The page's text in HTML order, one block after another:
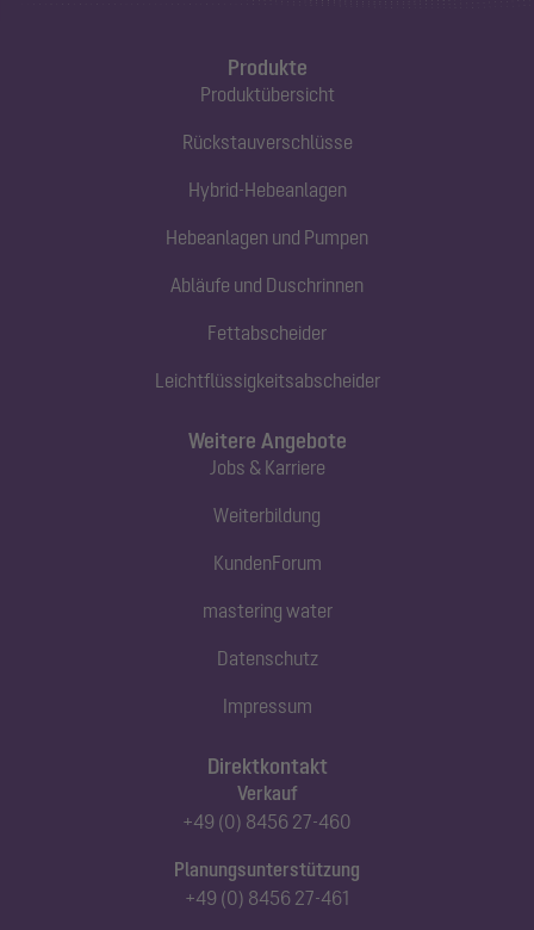
Produkte
Produktübersicht
Rückstauverschlüsse
Hybrid-Hebeanlagen
Hebeanlagen und Pumpen
Abläufe und Duschrinnen
Fettabscheider
Leichtflüssigkeitsabscheider
Direktkontakt
Verkauf
+49 (0) 8456 27-460
Planungsunterstützung
+49 (0) 8456 27-461
Weitere Angebote
Jobs & Karriere
Weiterbildung
KundenForum
mastering water
Datenschutz
Impressum